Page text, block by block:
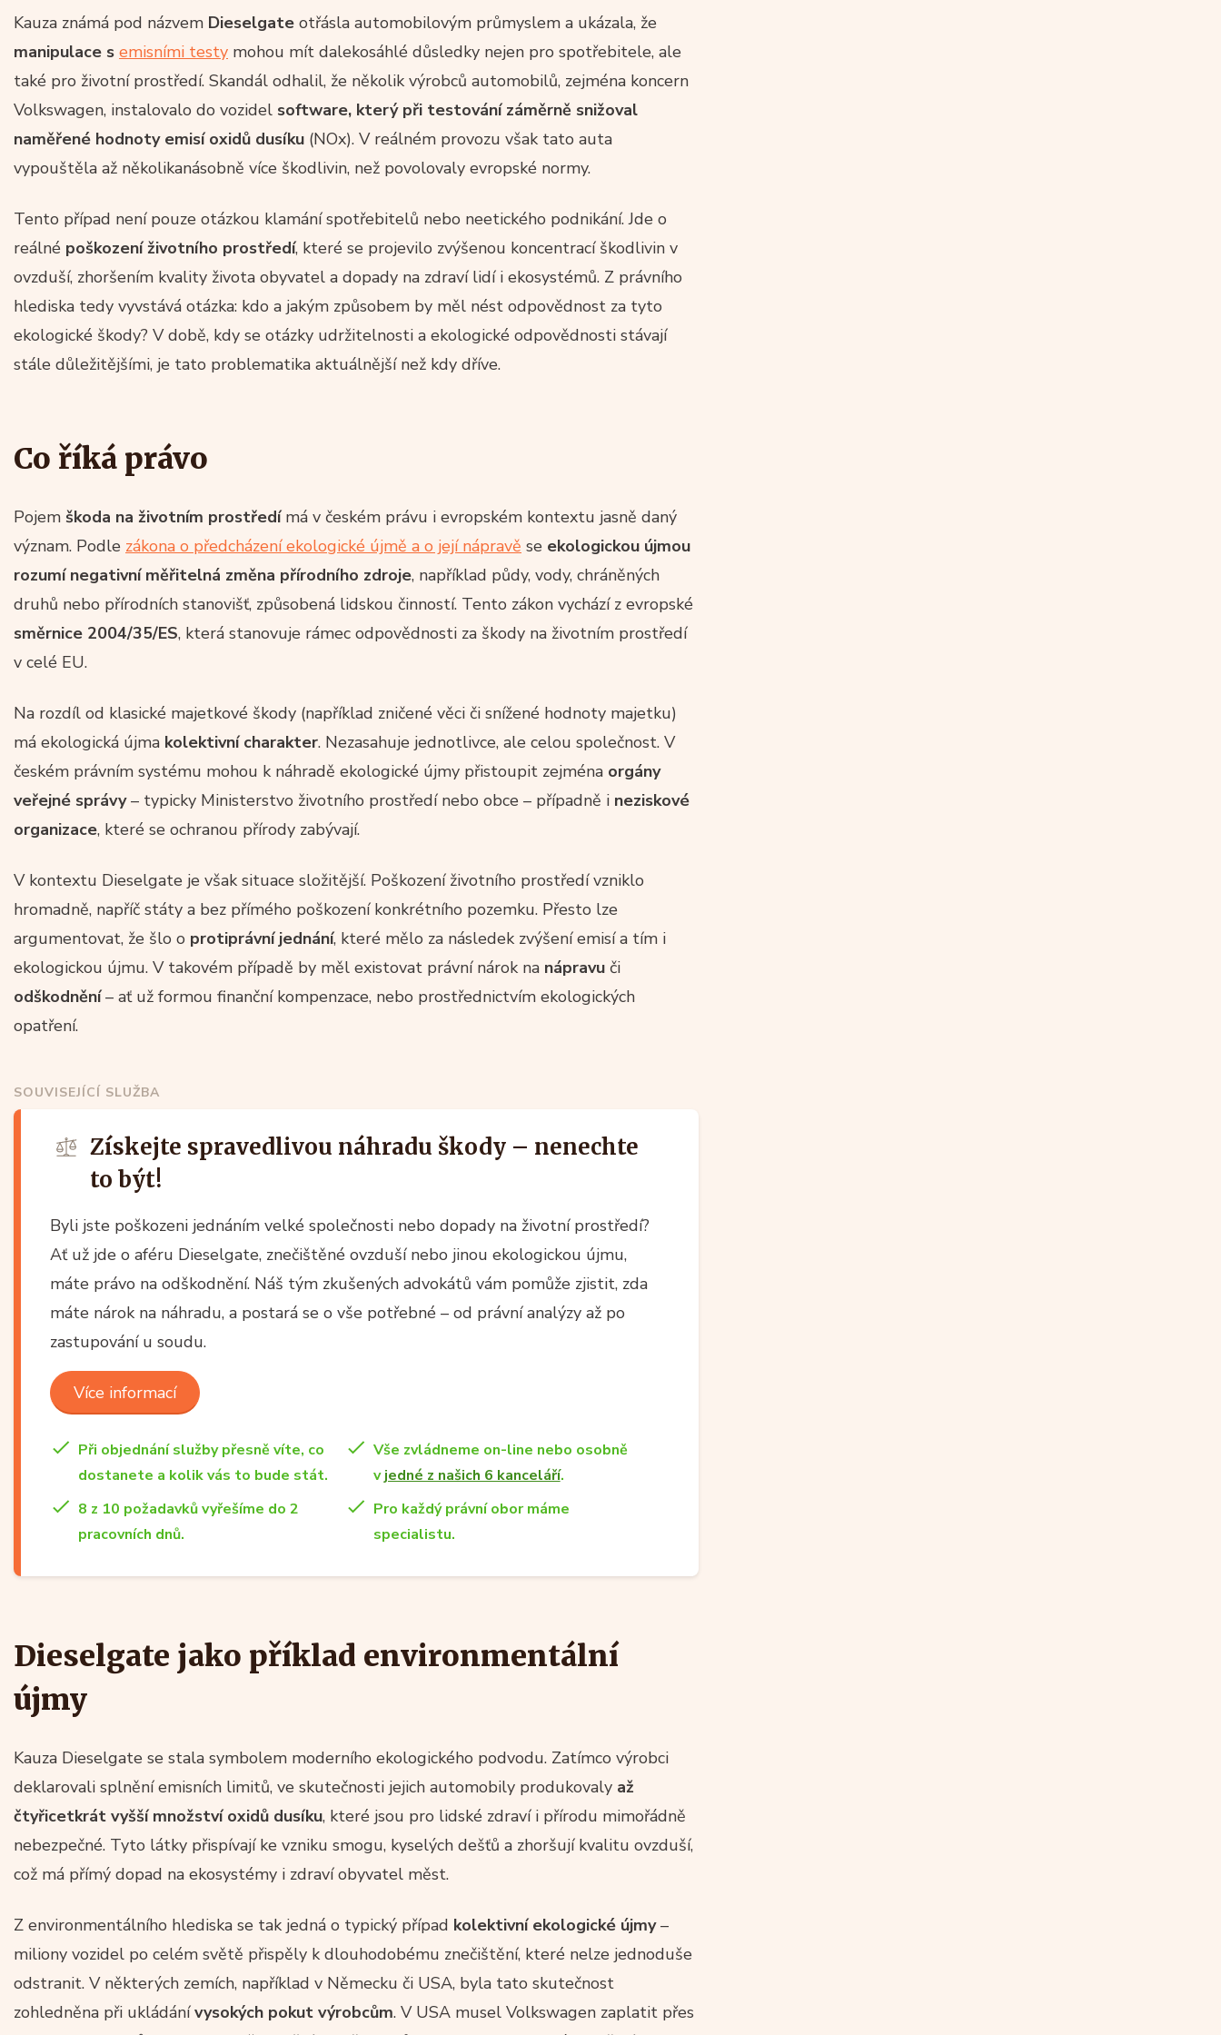
Kauza známá pod názvem Dieselgate otřásla automobilovým průmyslem a ukázala, že
manipulace s emisními testy mohou mít dalekosáhlé důsledky nejen pro spotřebitele, ale
také pro životní prostředí. Skandál odhalil, že několik výrobců automobilů, zejména koncern
Volkswagen, instalovalo do vozidel software, který při testování záměrně snižoval
naměřené hodnoty emisí oxidů dusíku (NOx). V reálném provozu však tato auta
vypouštěla až několikanásobně více škodlivin, než povolovaly evropské normy.
Tento případ není pouze otázkou klamání spotřebitelů nebo neetického podnikání. Jde o
reálné poškození životního prostředí, které se projevilo zvýšenou koncentrací škodlivin v
ovzduší, zhoršením kvality života obyvatel a dopady na zdraví lidí i ekosystémů. Z právního
hlediska tedy vyvstává otázka: kdo a jakým způsobem by měl nést odpovědnost za tyto
ekologické škody? V době, kdy se otázky udržitelnosti a ekologické odpovědnosti stávají
stále důležitějšími, je tato problematika aktuálnější než kdy dříve.
Co říká právo
Pojem škoda na životním prostředímá v českém právu i evropském kontextu jasně daný
význam. Podle zákona o předcházení ekologické újmě a o její nápravě se ekologickou újmou
rozumí negativní měřitelná změna přírodního zdroje, například půdy, vody, chráněných
druhů nebo přírodních stanovišť, způsobená lidskou činností. Tento zákon vychází z evropské
směrnice 2004/35/ES, která stanovuje rámec odpovědnosti za škody na životním prostředí
v celé EU.
Na rozdíl od klasické majetkové škody (například zničené věci či snížené hodnoty majetku)
má ekologická újma kolektivní charakter. Nezasahuje jednotlivce, ale celou společnost. V
českém právním systému mohou k náhradě ekologické újmy přistoupit zejména orgány
veřejné správy– typicky Ministerstvo životního prostředí nebo obce – případně i neziskové
organizace, které se ochranou přírody zabývají.
V kontextu Dieselgate je však situace složitější. Poškození životního prostředí vzniklo
hromadně, napříč státy a bez přímého poškození konkrétního pozemku. Přesto lze
argumentovat, že šlo o protiprávní jednání, které mělo za následek zvýšení emisí a tím i
ekologickou újmu. V takovém případě by měl existovat právní nárok na nápravu či
odškodnění– ať už formou finanční kompenzace, nebo prostřednictvím ekologických
opatření.
SOUVISEJÍCÍ SLUŽBA
Získejte spravedlivou náhradu škody – nenechte
to být!
Byli jste poškozeni jednáním velké společnosti nebo dopady na životní prostředí?
Ať už jde o aféru Dieselgate, znečištěné ovzduší nebo jinou ekologickou újmu,
máte právo na odškodnění. Náš tým zkušených advokátů vám pomůže zjistit, zda
máte nárok na náhradu, a postará se o vše potřebné – od právní analýzy až po
zastupování u soudu.
Více informací
Při objednání služby přesně víte, co
dostanete a kolik vás to bude stát.
Vše zvládneme on-line nebo osobně
vjedné z našich 6 kanceláří.
8 z 10 požadavků vyřešíme do 2
pracovních dnů.
Pro každý právní obor máme
specialistu.
Dieselgate jako příklad environmentální
újmy
Kauza Dieselgate se stala symbolem moderního ekologického podvodu. Zatímco výrobci
deklarovali splnění emisních limitů, ve skutečnosti jejich automobily produkovaly až
čtyřicetkrát vyšší množství oxidů dusíku, které jsou pro lidské zdraví i přírodu mimořádně
nebezpečné. Tyto látky přispívají ke vzniku smogu, kyselých dešťů a zhoršují kvalitu ovzduší,
což má přímý dopad na ekosystémy i zdraví obyvatel měst.
Z environmentálního hlediska se tak jedná o typický případ kolektivní ekologické újmy–
miliony vozidel po celém světě přispěly k dlouhodobému znečištění, které nelze jednoduše
odstranit. V některých zemích, například v Německu či USA, byla tato skutečnost
zohledněna při ukládánívysokých pokut výrobcům. V USA musel Volkswagen zaplatit přes